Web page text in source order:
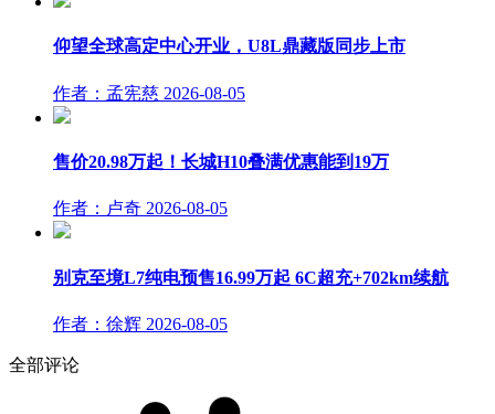
仰望全球高定中心开业，U8L鼎藏版同步上市
作者：孟宪慈 2026-08-05
售价20.98万起！长城H10叠满优惠能到19万
作者：卢奇 2026-08-05
别克至境L7纯电预售16.99万起 6C超充+702km续航
作者：徐辉 2026-08-05
全部评论